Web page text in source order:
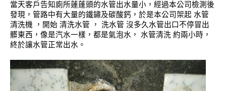
當天客戶告知廁所蓮蓬頭的水管出水量小，經過本公司檢測後
發現，管路中有大量的鐵鏽及碳酸鈣，於是本公司架起 水管
清洗機 ，開始 清洗水管 ， 洗水管 沒多久水管出口不停冒出
髒東西，像是汽水一樣，都是氣泡水， 水管清洗 約兩小時，
終於讓水管正常出水。